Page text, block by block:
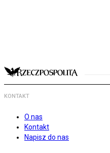
KONTAKT
O nas
Kontakt
Napisz do nas